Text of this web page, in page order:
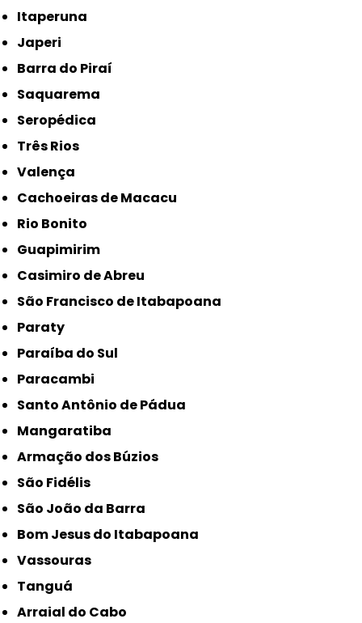
Itaperuna
Japeri
Barra do Piraí
Saquarema
Seropédica
Três Rios
Valença
Cachoeiras de Macacu
Rio Bonito
Guapimirim
Casimiro de Abreu
São Francisco de Itabapoana
Paraty
Paraíba do Sul
Paracambi
Santo Antônio de Pádua
Mangaratiba
Armação dos Búzios
São Fidélis
São João da Barra
Bom Jesus do Itabapoana
Vassouras
Tanguá
Arraial do Cabo